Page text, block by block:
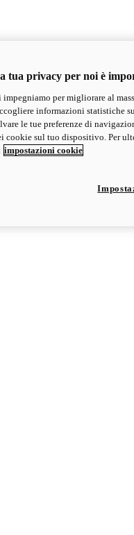
tua privacy per noi è
impegniamo per migliorare al
informazioni statistiche
le tue preferenze di
cookie sul tuo dispositivo. Per
impostazioni cookie